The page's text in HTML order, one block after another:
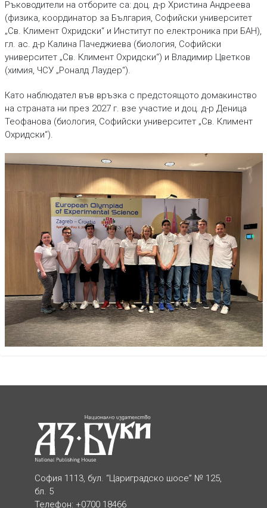
Ръководители на отборите са: доц. д-р Христина Андреева
(физика, координатор за България, Софийски университет
„Св. Климент Охридски“ и Институт по електроника при БАН),
гл. ас. д-р Калина Пачеджиева (биология, Софийски
университет „Св. Климент Охридски“) и Владимир Цветков
(химия, ЧСУ „Роналд Лаудер“).
Като наблюдател във връзка с предстоящото домакинство
на страната ни през 2027 г. взе участие и доц. д-р Деница
Теофанова (биология, Софийски университет „Св. Климент
Охридски“).
София 1113, бул. “Цариградско шосе” № 125,
бл. 5
Телефон: +0700 18466